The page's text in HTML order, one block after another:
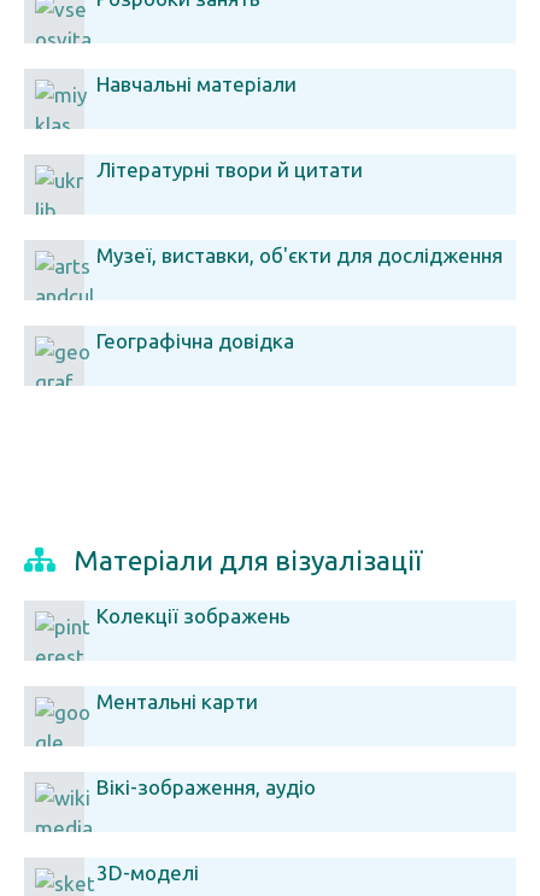
Навчальні матеріали
Літературні твори й цитати
Музеї, виставки, об'єкти для дослідження
Географічна довідка
Матеріали для візуалізації
Колекції зображень
Ментальні карти
Вікі-зображення, аудіо
3D-моделі